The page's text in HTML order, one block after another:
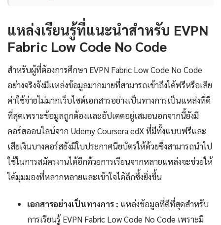
แหล่งเรียนรู้ที่แนะนำสำหรับ EVPN
Fabric Low Code No Code
สำหรับผู้ที่ต้องการศึกษา EVPN Fabric Low Code No Code
อย่างจริงจังมีแหล่งข้อมูลมากมายที่สามารถเข้าถึงได้ฟรีหรือเสีย
ค่าใช้จ่ายไม่มากเว็บไซต์เอกสารอย่างเป็นทางการเป็นแหล่งที่ดี
ที่สุดเพราะข้อมูลถูกต้องและอัปเดตอยู่เสมอนอกจากนี้ยังมี
คอร์สออนไลน์จาก Udemy Coursera edX ที่มีทั้งแบบฟรีและ
เสียเงินบางคอร์สยังมีใบประกาศนียบัตรให้ด้วยซึ่งสามารถนำไป
ใช้ในการสมัครงานได้อีกด้วยการเรียนจากหลายแหล่งจะช่วยให้
ได้มุมมองที่หลากหลายและเข้าใจได้ลึกซึ้งยิ่งขึ้น
เอกสารอย่างเป็นทางการ : แหล่งข้อมูลที่ดีที่สุดสำหรับ
การเรียนรู้ EVPN Fabric Low Code No Code เพราะมี